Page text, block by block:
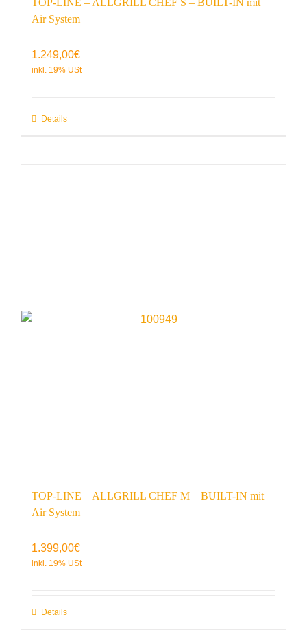
TOP-LINE – ALLGRILL CHEF S – BUILT-IN mit
Air System
1.249,00€
Details
TOP-LINE – ALLGRILL CHEF M – BUILT-IN mit
Air System
1.399,00€
Details